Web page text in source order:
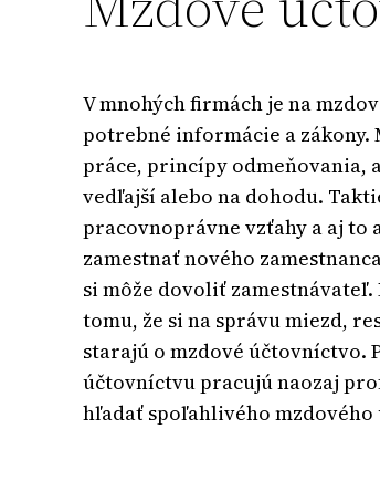
V mnohých firmách je na
potrebné informácie a zákony.
práce, princípy odmeňovania,
vedľajší alebo na dohodu.
pracovnoprávne vzťahy a aj to
zamestnať nového
si môže dovoliť
tomu, že si na správu miezd,
starajú o mzdové účtovníctvo.
účtovníctvu pracujú naozaj
hľadať spoľahlivého